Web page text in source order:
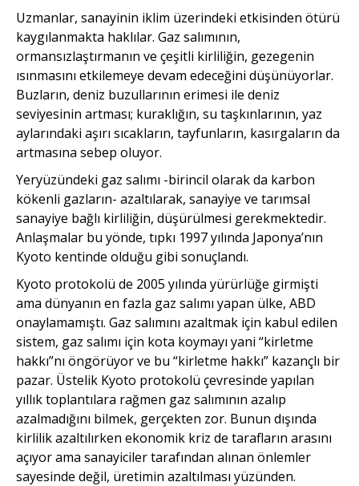
Uzmanlar, sanayinin iklim üzerindeki etkisinden ötürü
kaygılanmakta haklılar. Gaz salımının,
ormansızlaştırmanın ve çeşitli kirliliğin, gezegenin
ısınmasını etkilemeye devam edeceğini düşünüyorlar.
Buzların, deniz buzullarının erimesi ile deniz
seviyesinin artması; kuraklığın, su taşkınlarının, yaz
aylarındaki aşırı sıcakların, tayfunların, kasırgaların da
artmasına sebep oluyor.
Yeryüzündeki gaz salımı -birincil olarak da karbon
kökenli gazların- azaltılarak, sanayiye ve tarımsal
sanayiye bağlı kirliliğin, düşürülmesi gerekmektedir.
Anlaşmalar bu yönde, tıpkı 1997 yılında Japonya’nın
Kyoto kentinde olduğu gibi sonuçlandı.
Kyoto protokolü de 2005 yılında yürürlüğe girmişti
ama dünyanın en fazla gaz salımı yapan ülke, ABD
onaylamamıştı. Gaz salımını azaltmak için kabul edilen
sistem, gaz salımı için kota koymayı yani “kirletme
hakkı”nı öngörüyor ve bu “kirletme hakkı” kazançlı bir
pazar. Üstelik Kyoto protokolü çevresinde yapılan
yıllık toplantılara rağmen gaz salımının azalıp
azalmadığını bilmek, gerçekten zor. Bunun dışında
kirlilik azaltılırken ekonomik kriz de tarafların arasını
açıyor ama sanayiciler tarafından alınan önlemler
sayesinde değil, üretimin azaltılması yüzünden.